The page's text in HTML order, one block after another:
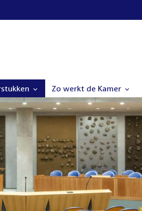
Zo werkt de Kamer